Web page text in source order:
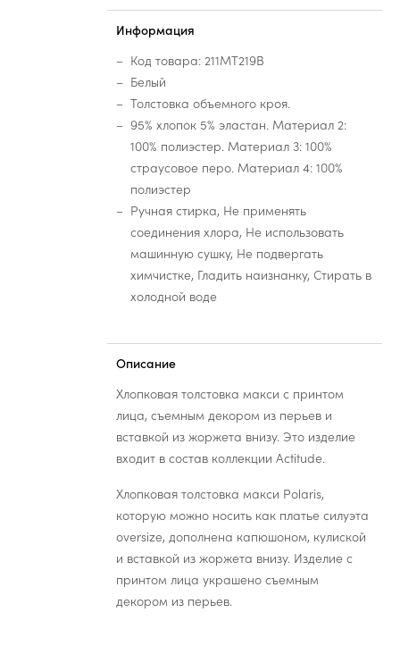
Информация
Код товара: 211MT219B
Белый
Толстовка объемного кроя.
95% хлопок 5% эластан. Материал 2:
100% полиэстер. Материал 3: 100%
страусовое перо. Материал 4: 100%
полиэстер
Ручная стирка, Не применять
соединения хлора, Не использовать
машинную сушку, Не подвергать
химчистке, Гладить наизнанку, Стирать в
холодной воде
Описание
Хлопковая толстовка макси с принтом
лица, съемным декором из перьев и
вставкой из жоржета внизу. Это изделие
входит в состав коллекции Actitude.
Хлопковая толстовка макси Polaris,
которую можно носить как платье силуэта
oversize, дополнена капюшоном, кулиской
и вставкой из жоржета внизу. Изделие с
принтом лица украшено съемным
декором из перьев.